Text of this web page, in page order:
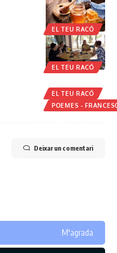
EL TEU RACÓ
EL TEU RACÓ
EL TEU RACÓ
POEMES -
Deixar un comentari
M'agrada